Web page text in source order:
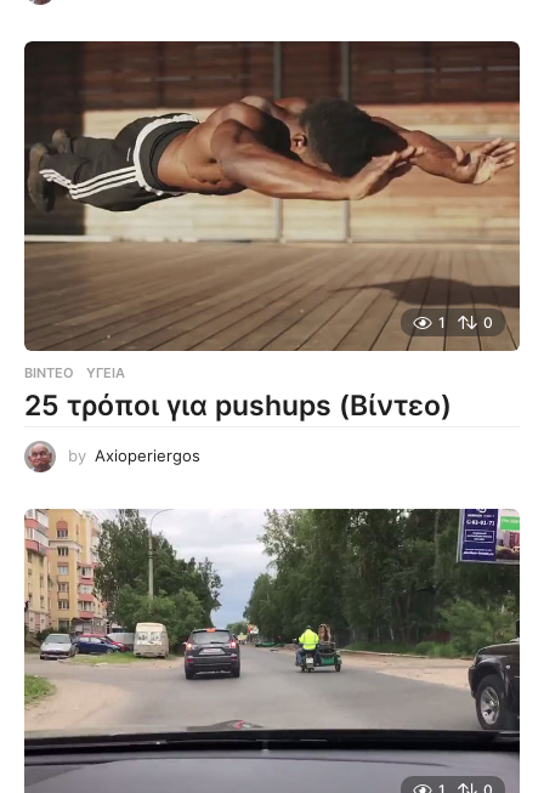
1 0
ΒΊΝΤΕΟ ΥΓΕΊΑ
25 τρόποι για pushups (Βίντεο)
by Axioperiergos